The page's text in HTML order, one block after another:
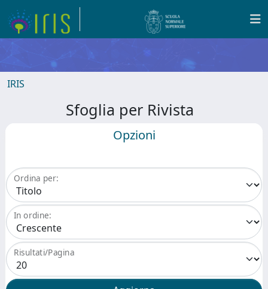
IRIS
Sfoglia per Rivista
Opzioni
Ordina per:
In ordine:
Risultati/Pagina